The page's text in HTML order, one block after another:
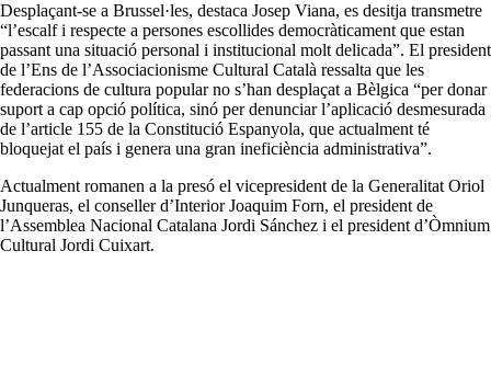
Desplaçant-se a Brussel·les, destaca Josep Viana, es desitja transmetre
“l’escalf i respecte a persones escollides democràticament que estan
passant una situació personal i institucional molt delicada”. El president
de l’Ens de l’Associacionisme Cultural Català ressalta que les
federacions de cultura popular no s’han desplaçat a Bèlgica “per donar
suport a cap opció política, sinó per denunciar l’aplicació desmesurada
de l’article 155 de la Constitució Espanyola, que actualment té
bloquejat el país i genera una gran ineficiència administrativa”.
Actualment romanen a la presó el vicepresident de la Generalitat Oriol
Junqueras, el conseller d’Interior Joaquim Forn, el president de
l’Assemblea Nacional Catalana Jordi Sánchez i el president d’Òmnium
Cultural Jordi Cuixart.